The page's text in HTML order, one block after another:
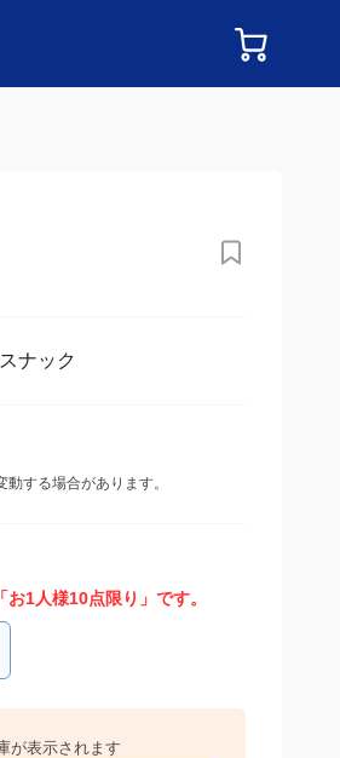
ナック
する場合があります。
1人様10点限り」です。
が表示されます